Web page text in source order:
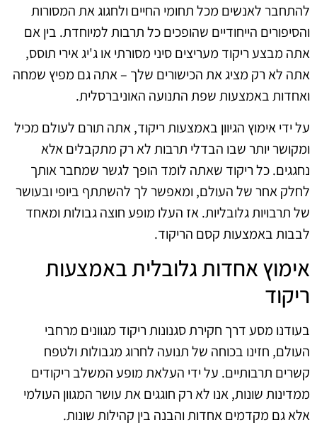
להתחבר לאנשים מכל תחומי החיים ולחגוג את המסורות
והסיפורים הייחודיים שהופכים כל תרבות למיוחדת. בין אם
אתה מבצע ריקוד מעריצים סיני מסורתי או ג'יג אירי תוסס,
אתה לא רק מציג את הכישורים שלך – אתה גם מפיץ שמחה
ואחדות באמצעות שפת התנועה האוניברסלית.
על ידי אימוץ הגיוון באמצעות ריקוד, אתה תורם לעולם מכיל
ומקושר יותר שבו הבדלי תרבות לא רק מתקבלים אלא
נחגגים. כל ריקוד שאתה לומד הופך לגשר שמחבר אותך
לחלק אחר של העולם, ומאפשר לך להשתתף ביופי ובעושר
של תרבויות גלובליות. אז העלו מופע חוצה גבולות ומאחד
לבבות באמצעות קסם הריקוד.
אימוץ אחדות גלובלית באמצעות
ריקוד
בעודנו מסע דרך חקירת סגנונות ריקוד מגוונים מרחבי
העולם, חזינו בכוחה של תנועה לחרוג מגבולות ולטפח
קשרים תרבותיים. על ידי העלאת מופע המשלב ריקודים
ממדינות שונות, אנו לא רק חוגגים את עושר המגוון העולמי
אלא גם מקדמים אחדות והבנה בין קהילות שונות.